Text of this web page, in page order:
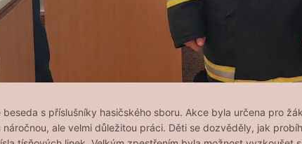
beseda s příslušníky hasičského sboru. Akce byla určena pro
ale velmi důležitou práci. Děti se dozvěděly, jak